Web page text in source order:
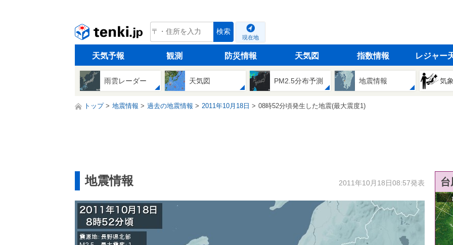
tenki.jp 検索
現在地
天気予報 観測 防災情報 天気図 指数情報 レジャー
雨雲レーダー 天気図 PM2.5分布予測 地震情報 気
トップ 地震情報 過去の地震情報 2011年10月18日 08時52分頃発生した地震(最大震度1)
地震情報 2011年10月18日08:57発表